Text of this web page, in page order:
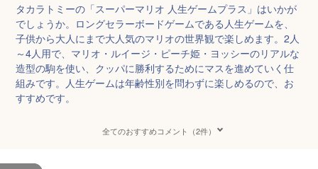
タカラトミーの「スーパーマリオ 人生ゲームプラス」はいかが
でしょうか。ロングセラーボードゲームである人生ゲームを、
子供から大人にまで大人気のマリオの世界観で楽しめます。2人
～4人用で、マリオ・ルイージ・ピーチ姫・ヨッシーのリアルな
造型の駒を使い、クッパに勝利するためにマスを進めていく仕
組みです。人生ゲームは年齢性別を問わずに楽しめるので、お
すすめです。
全てのおすすめコメント（2件）